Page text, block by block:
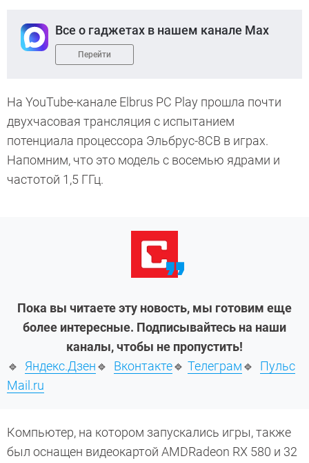
Все о гаджетах в нашем канале Max
Перейти
На YouTube-канале Elbrus PC Play прошла почти
двухчасовая трансляция с испытанием
потенциала процессора Эльбрус-8СВ в играх.
Напомним, что это модель с восемью ядрами и
частотой 1,5 ГГц.
Пока вы читаете эту новость, мы готовим еще
более интересные. Подписывайтесь на наши
каналы, чтобы не пропустить!
🔹 Яндекс.Дзен🔹 Вконтакте🔹 Телеграм🔹 Пульс
Mail.ru
Компьютер, на котором запускались игры, также
был оснащен видеокартой AMDRadeon RX 580 и 32